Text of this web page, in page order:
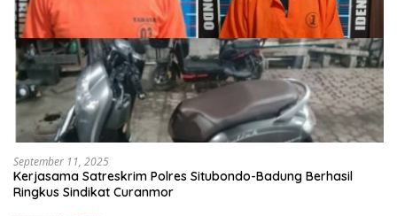
September 11, 2025
Kerjasama Satreskrim Polres Situbondo-Badung Berhasil
Ringkus Sindikat Curanmor